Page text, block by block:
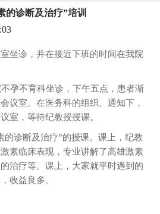
诊断及治疗”培训
坐诊，并在接近下班的时间在我院
孕不育科坐诊，下午五点，患者渐
议室。在医务科的组织、通知下，
室，等待纪教授授课。
诊断及治疗”的授课。课上，纪教
素临床表现，专业讲解了高雄激素
治疗等。课上，大家就平时遇到的
收益良多。